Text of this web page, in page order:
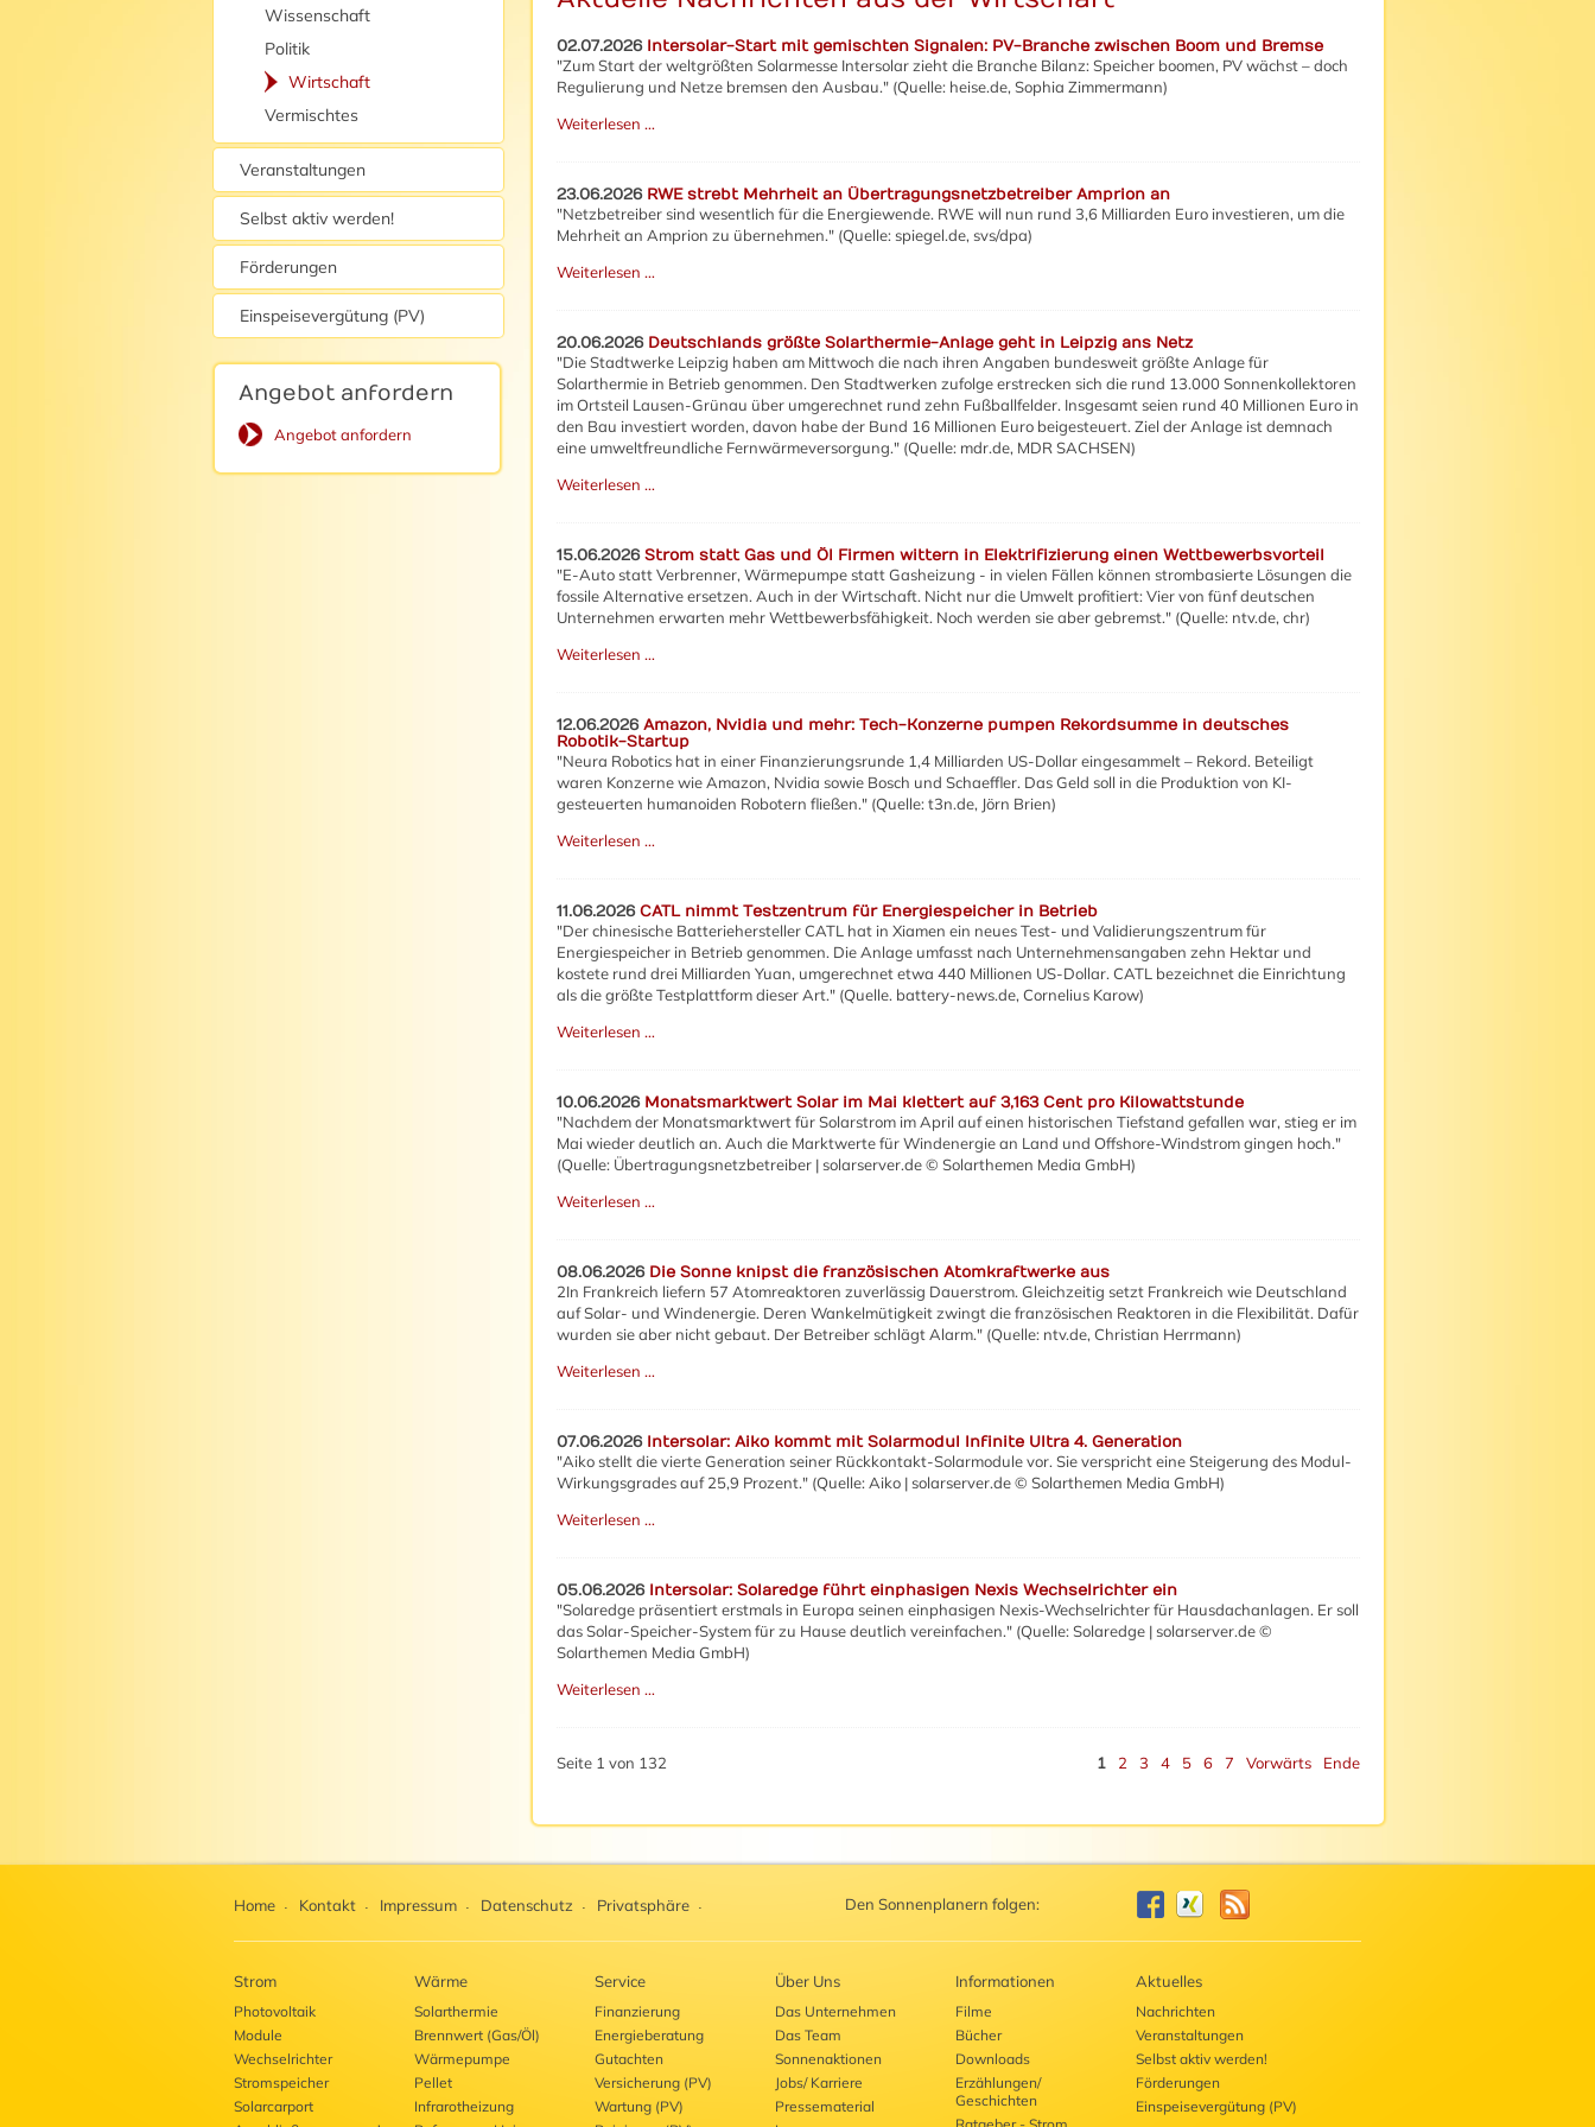
02.07.2026 Intersolar-Start mit gemischten Signalen: PV-Branche zwischen Boom und Bremse
"Zum Start der weltgrößten Solarmesse Intersolar zieht die Branche Bilanz: Speicher boomen, PV wächst – doch
Regulierung und Netze bremsen den Ausbau." (Quelle: heise.de, Sophia Zimmermann)
Weiterlesen …
23.06.2026 RWE strebt Mehrheit an Übertragungsnetzbetreiber Amprion an
"Netzbetreiber sind wesentlich für die Energiewende. RWE will nun rund 3,6 Milliarden Euro investieren, um die
Mehrheit an Amprion zu übernehmen." (Quelle: spiegel.de, svs/dpa)
Weiterlesen …
20.06.2026 Deutschlands größte Solarthermie-Anlage geht in Leipzig ans Netz
"Die Stadtwerke Leipzig haben am Mittwoch die nach ihren Angaben bundesweit größte Anlage für
Solarthermie in Betrieb genommen. Den Stadtwerken zufolge erstrecken sich die rund 13.000 Sonnenkollektoren
im Ortsteil Lausen-Grünau über umgerechnet rund zehn Fußballfelder. Insgesamt seien rund 40 Millionen Euro in
den Bau investiert worden, davon habe der Bund 16 Millionen Euro beigesteuert. Ziel der Anlage ist demnach
eine umweltfreundliche Fernwärmeversorgung." (Quelle: mdr.de, MDR SACHSEN)
Weiterlesen …
15.06.2026 Strom statt Gas und Öl Firmen wittern in Elektrifizierung einen Wettbewerbsvorteil
"E-Auto statt Verbrenner, Wärmepumpe statt Gasheizung - in vielen Fällen können strombasierte Lösungen die
fossile Alternative ersetzen. Auch in der Wirtschaft. Nicht nur die Umwelt profitiert: Vier von fünf deutschen
Unternehmen erwarten mehr Wettbewerbsfähigkeit. Noch werden sie aber gebremst." (Quelle: ntv.de, chr)
Weiterlesen …
12.06.2026 Amazon, Nvidia und mehr: Tech-Konzerne pumpen Rekordsumme in deutsches
Robotik-Startup
"Neura Robotics hat in einer Finanzierungsrunde 1,4 Milliarden US-Dollar eingesammelt – Rekord. Beteiligt
waren Konzerne wie Amazon, Nvidia sowie Bosch und Schaeffler. Das Geld soll in die Produktion von KI-
gesteuerten humanoiden Robotern fließen." (Quelle: t3n.de, Jörn Brien)
Weiterlesen …
11.06.2026 CATL nimmt Testzentrum für Energiespeicher in Betrieb
"Der chinesische Batteriehersteller CATL hat in Xiamen ein neues Test- und Validierungszentrum für
Energiespeicher in Betrieb genommen. Die Anlage umfasst nach Unternehmensangaben zehn Hektar und
kostete rund drei Milliarden Yuan, umgerechnet etwa 440 Millionen US-Dollar. CATL bezeichnet die Einrichtung
als die größte Testplattform dieser Art." (Quelle. battery-news.de, Cornelius Karow)
Weiterlesen …
10.06.2026 Monatsmarktwert Solar im Mai klettert auf 3,163 Cent pro Kilowattstunde
"Nachdem der Monatsmarktwert für Solarstrom im April auf einen historischen Tiefstand gefallen war, stieg er im
Mai wieder deutlich an. Auch die Marktwerte für Windenergie an Land und Offshore-Windstrom gingen hoch."
(Quelle: Übertragungsnetzbetreiber | solarserver.de © Solarthemen Media GmbH)
Weiterlesen …
08.06.2026 Die Sonne knipst die französischen Atomkraftwerke aus
2In Frankreich liefern 57 Atomreaktoren zuverlässig Dauerstrom. Gleichzeitig setzt Frankreich wie Deutschland
auf Solar- und Windenergie. Deren Wankelmütigkeit zwingt die französischen Reaktoren in die Flexibilität. Dafür
wurden sie aber nicht gebaut. Der Betreiber schlägt Alarm." (Quelle: ntv.de, Christian Herrmann)
Weiterlesen …
07.06.2026 Intersolar: Aiko kommt mit Solarmodul Infinite Ultra 4. Generation
"Aiko stellt die vierte Generation seiner Rückkontakt-Solarmodule vor. Sie verspricht eine Steigerung des Modul-
Wirkungsgrades auf 25,9 Prozent." (Quelle: Aiko | solarserver.de © Solarthemen Media GmbH)
Weiterlesen …
05.06.2026 Intersolar: Solaredge führt einphasigen Nexis Wechselrichter ein
"Solaredge präsentiert erstmals in Europa seinen einphasigen Nexis-Wechselrichter für Hausdachanlagen. Er soll
das Solar-Speicher-System für zu Hause deutlich vereinfachen." (Quelle: Solaredge | solarserver.de ©
Solarthemen Media GmbH)
Weiterlesen …
Seite 1 von 132 1 2 3 4 5 6 7 Vorwärts Ende
Wissenschaft
Politik
Wirtschaft
Vermischtes
Veranstaltungen
Selbst aktiv werden!
Förderungen
Einspeisevergütung (PV)
Angebot anfordern
Angebot anfordern
Home Kontakt Impressum Datenschutz Privatsphäre Den Sonnenplanern folgen:
Strom
Photovoltaik
Module
Wechselrichter
Stromspeicher
Solarcarport
Wärme
Solarthermie
Brennwert (Gas/Öl)
Wärmepumpe
Pellet
Infrarotheizung
Service
Finanzierung
Energieberatung
Gutachten
Versicherung (PV)
Wartung (PV)
Über Uns
Das Unternehmen
Das Team
Sonnenaktionen
Jobs/ Karriere
Pressematerial
Informationen
Filme
Bücher
Downloads
Erzählungen/
Geschichten
Aktuelles
Nachrichten
Veranstaltungen
Selbst aktiv werden!
Förderungen
Einspeisevergütung (PV)